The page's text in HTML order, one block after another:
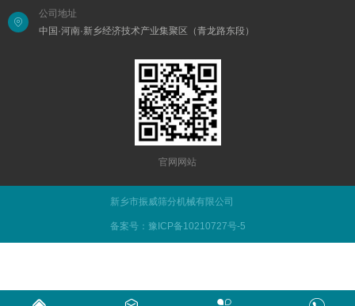
公司地址
中国·河南·新乡经济技术产业集聚区（青龙路东段）
官网网站
新乡市振威筛分机械有限公司
备案号：豫ICP备10210727号-5